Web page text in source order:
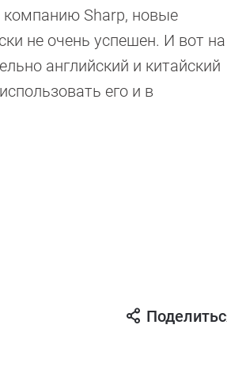
компанию Sharp, новые
не очень успешен. И вот на
английский и китайский
его и в